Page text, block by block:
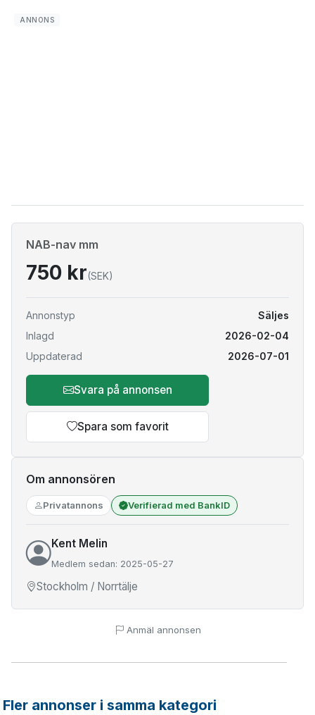
NAB-nav mm
750 kr(SEK)
Annonstyp
Säljes
Inlagd
2026-02-04
Uppdaterad
2026-07-01
Svara på annonsen
Spara som favorit
Om annonsören
Privatannons Verifierad med BankID
Kent Melin
Medlem sedan: 2025-05-27
Stockholm / Norrtälje
Anmäl annonsen
Fler annonser i samma kategori